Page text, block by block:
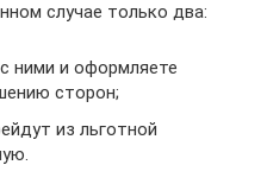
случае только два:
ними и оформляете
сторон;
из льготной